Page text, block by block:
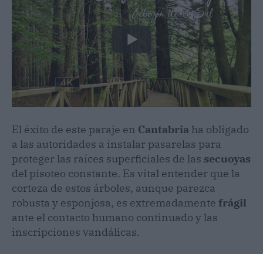
El éxito de este paraje en Cantabria ha obligado
a las autoridades a instalar pasarelas para
proteger las raíces superficiales de las secuoyas
del pisoteo constante. Es vital entender que la
corteza de estos árboles, aunque parezca
robusta y esponjosa, es extremadamente frágil
ante el contacto humano continuado y las
inscripciones vandálicas.